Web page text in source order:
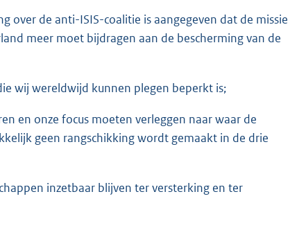
over de anti-ISIS-coalitie is aangegeven dat de missie
meer moet bijdragen aan de bescherming van de
wij wereldwijd kunnen plegen beperkt is;
en onze focus moeten verleggen naar waar de
geen rangschikking wordt gemaakt in de drie
inzetbaar blijven ter versterking en ter